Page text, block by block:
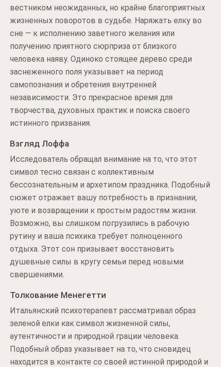
вестником неожиданных, но крайне благоприятных
жизненных поворотов в судьбе. Наряжать елку во
сне — к исполнению заветного желания или
получению приятного сюрприза от близкого
человека наяву. Одиноко стоящее дерево среди
заснеженного поля указывает на период
самопознания и обретения внутренней
независимости. Это прекрасное время для
творчества, духовных практик и поиска своего
истинного призвания.
Взгляд Лоффа
Исследователь обращал внимание на то, что этот
символ тесно связан с коллективным
бессознательным и архетипом праздника. Подобный
сюжет отражает вашу потребность в признании,
уюте и возвращении к простым радостям жизни.
Возможно, вы слишком погрузились в рабочую
рутину и ваша психика требует полноценного
отдыха. Этот сон призывает восстановить
душевные силы в кругу семьи перед новыми
свершениями.
Толкование Менегетти
Итальянский психотерапевт рассматривал образ
зеленой елки как символ жизненной силы,
аутентичности и природной грации человека.
Подобный образ указывает на то, что сновидец
находится в контакте со своей истинной природой и